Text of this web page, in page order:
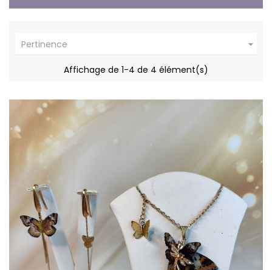
Pertinence 
Affichage de 1-4 de 4 élément(s)